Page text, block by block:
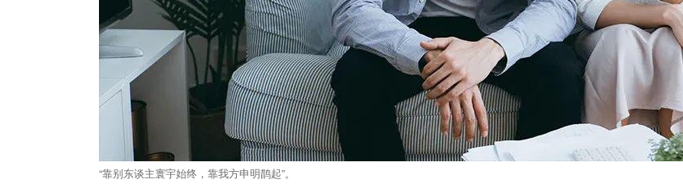
“靠别东谈主寰宇始终，靠我方申明鹊起”。